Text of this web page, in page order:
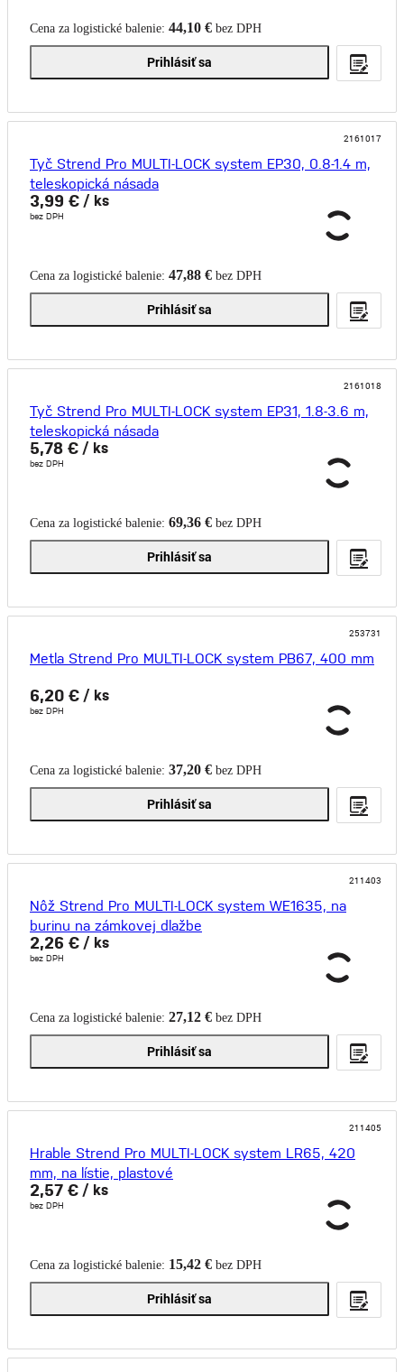
Cena za logistické balenie: 44,10 € bez DPH
Prihlásiť sa
2161017
Tyč Strend Pro MULTI-LOCK system EP30, 0.8-1.4 m,
teleskopická násada
3,99 € / ks
bez DPH
Cena za logistické balenie: 47,88 € bez DPH
Prihlásiť sa
2161018
Tyč Strend Pro MULTI-LOCK system EP31, 1.8-3.6 m,
teleskopická násada
5,78 € / ks
bez DPH
Cena za logistické balenie: 69,36 € bez DPH
Prihlásiť sa
253731
Metla Strend Pro MULTI-LOCK system PB67, 400 mm
6,20 € / ks
bez DPH
Cena za logistické balenie: 37,20 € bez DPH
Prihlásiť sa
211403
Nôž Strend Pro MULTI-LOCK system WE1635, na
burinu na zámkovej dlažbe
2,26 € / ks
bez DPH
Cena za logistické balenie: 27,12 € bez DPH
Prihlásiť sa
211405
Hrable Strend Pro MULTI-LOCK system LR65, 420
mm, na lístie, plastové
2,57 € / ks
bez DPH
Cena za logistické balenie: 15,42 € bez DPH
Prihlásiť sa